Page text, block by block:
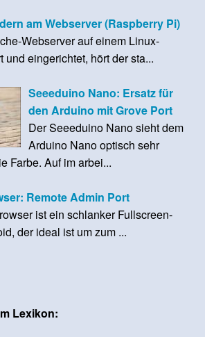
am Webserver (Raspberry Pi)
Webserver auf einem Linux-
und eingerichtet, hört der sta...
Seeeduino Nano: Ersatz für
den Arduino mit Grove Port
Der Seeeduino Nano sieht dem
Arduino Nano optisch sehr
Farbe. Auf im arbei...
Remote Admin Port
ist ein schlanker Fullscreen-
der ideal ist um zum ...
Lexikon: